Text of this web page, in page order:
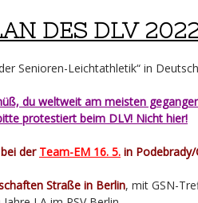
DES DLV
Senioren-Leichtathletik“ in
du weltweit am meisten
protestiert beim DLV! Nicht hier!
der Team-EM 16. 5. in Podebrady/
Straße in Berlin, mit GSN-